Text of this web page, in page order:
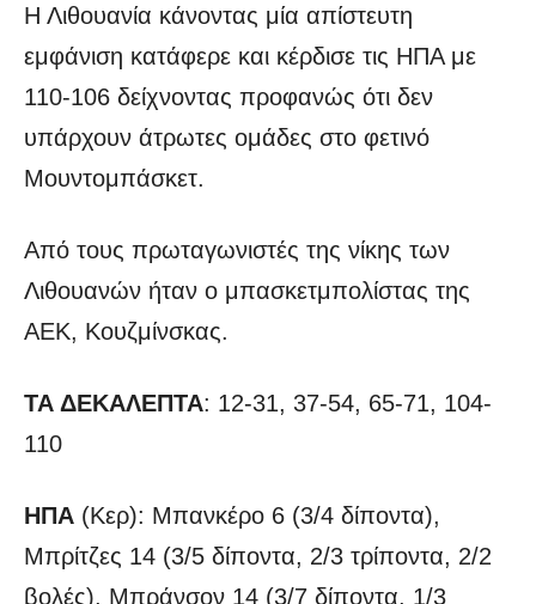
Η Λιθουανία κάνοντας μία απίστευτη
εμφάνιση κατάφερε και κέρδισε τις ΗΠΑ με
110-106 δείχνοντας προφανώς ότι δεν
υπάρχουν άτρωτες ομάδες στο φετινό
Μουντομπάσκετ.
Από τους πρωταγωνιστές της νίκης των
Λιθουανών ήταν ο μπασκετμπολίστας της
ΑΕΚ, Κουζμίνσκας.
ΤΑ ΔΕΚΑΛΕΠΤΑ: 12-31, 37-54, 65-71, 104-
110
ΗΠΑ (Κερ): Μπανκέρο 6 (3/4 δίποντα),
Μπρίτζες 14 (3/5 δίποντα, 2/3 τρίποντα, 2/2
βολές), Μπράνσον 14 (3/7 δίποντα, 1/3